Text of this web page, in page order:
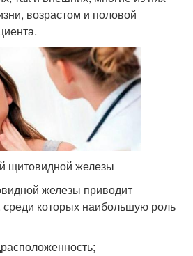
возрастом и половой
щитовидной железы
железы приводит
которых наибольшую роль